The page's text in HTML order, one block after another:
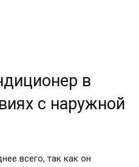
в
с наружной
всего, так как он